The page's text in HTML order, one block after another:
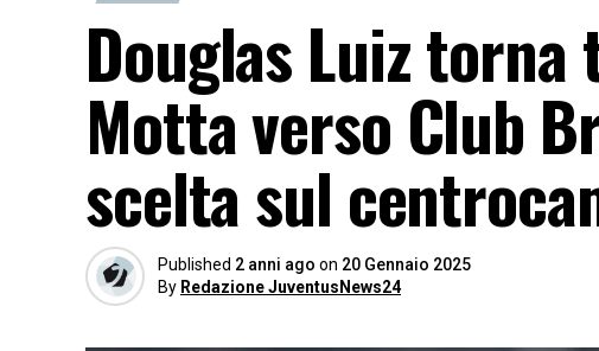
Douglas Luiz torna
Motta verso Club
scelta sul
Published 2 anni ago on 20 Gennaio 2025
By Redazione JuventusNews24